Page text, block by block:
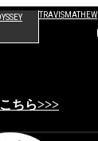
TRAVISMATHEW
ちら>>>